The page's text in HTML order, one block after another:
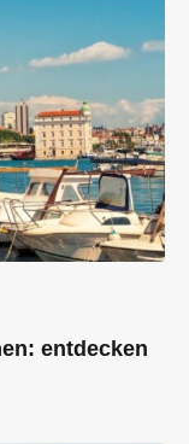
entdecken